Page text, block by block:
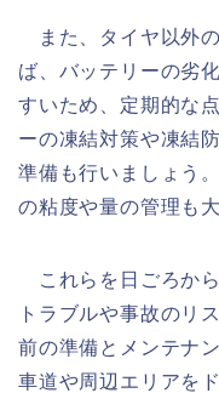
また、タイヤ以外
ば、バッテリーの劣
すいため、定期的な
ーの凍結対策や凍結
準備も行いましょう
の粘度や量の管理も大
これらを日ごろか
トラブルや事故のリ
前の準備とメンテナ
車道や周辺エリアを